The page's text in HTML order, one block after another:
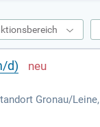
d)
Gronau/